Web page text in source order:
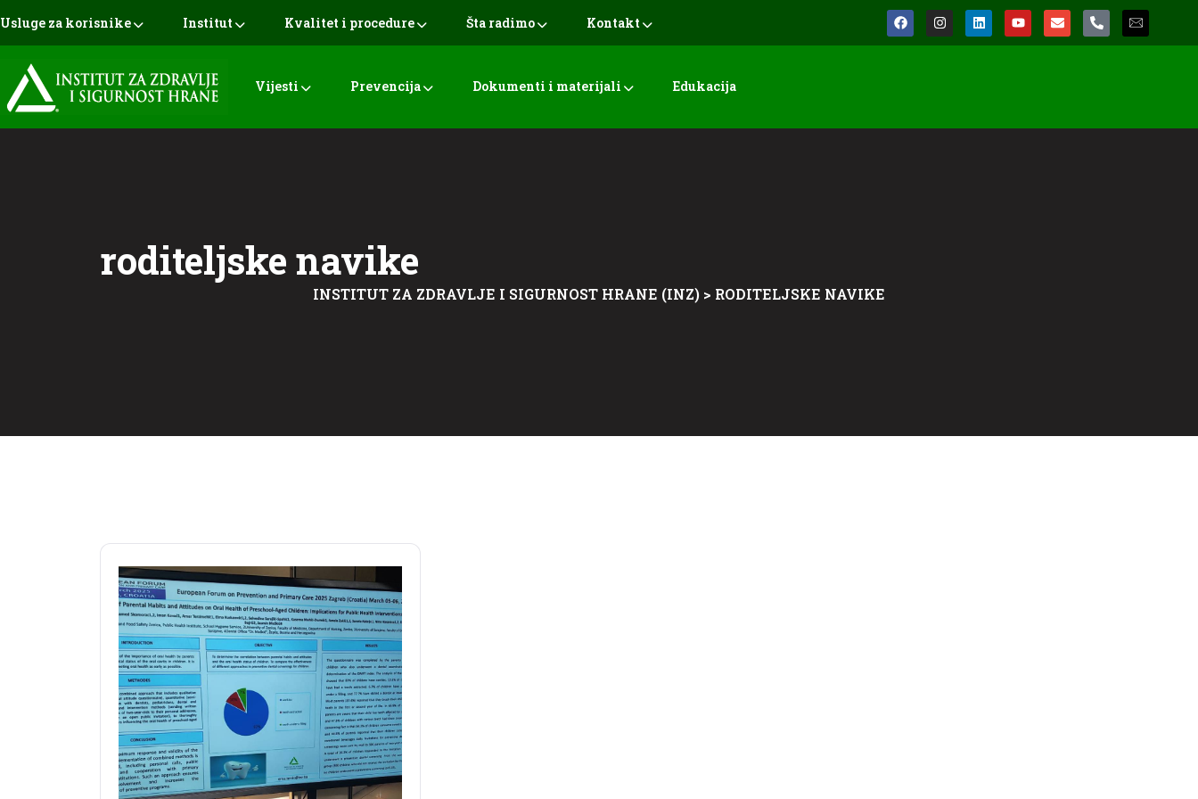
Usluge za korisnike Institut Kvalitet i procedure Šta radimo Kontakt
Vijesti Prevencija Dokumenti i materijali Edukacija
roditeljske navike
INSTITUT ZA ZDRAVLJE I SIGURNOST HRANE (INZ) > RODITELJSKE NAVIKE